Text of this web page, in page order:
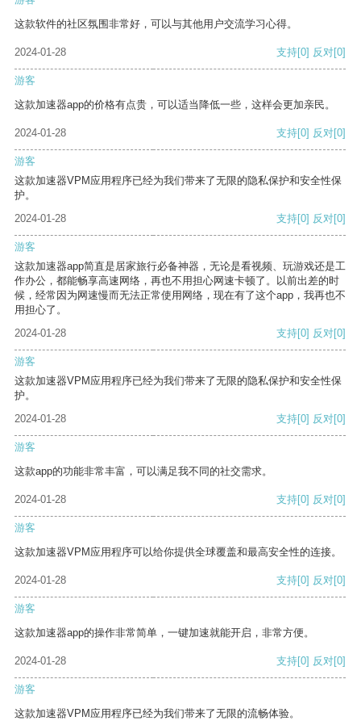
这款软件的社区氛围非常好，可以与其他用户交流学习心得。
2024-01-28 支持[0] 反对[0]
游客
这款加速器app的价格有点贵，可以适当降低一些，这样会更加亲民。
2024-01-28 支持[0] 反对[0]
游客
这款加速器VPM应用程序已经为我们带来了无限的隐私保护和安全性保
护。
2024-01-28
支持[0] 反对[0]
游客
这款加速器app简直是居家旅行必备神器，无论是看视频、玩游戏还是工
作办公，都能畅享高速网络，再也不用担心网速卡顿了。以前出差的时
候，经常因为网速慢而无法正常使用网络，现在有了这个app，我再也不
用担心了。
2024-01-28
支持[0] 反对[0]
游客
这款加速器VPM应用程序已经为我们带来了无限的隐私保护和安全性保
护。
2024-01-28
支持[0] 反对[0]
游客
这款app的功能非常丰富，可以满足我不同的社交需求。
2024-01-28 支持[0] 反对[0]
游客
这款加速器VPM应用程序可以给你提供全球覆盖和最高安全性的连接。
2024-01-28 支持[0] 反对[0]
游客
这款加速器app的操作非常简单，一键加速就能开启，非常方便。
2024-01-28 支持[0] 反对[0]
游客
这款加速器VPM应用程序已经为我们带来了无限的流畅体验。